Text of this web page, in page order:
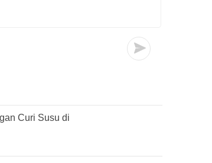
Curi Susu di